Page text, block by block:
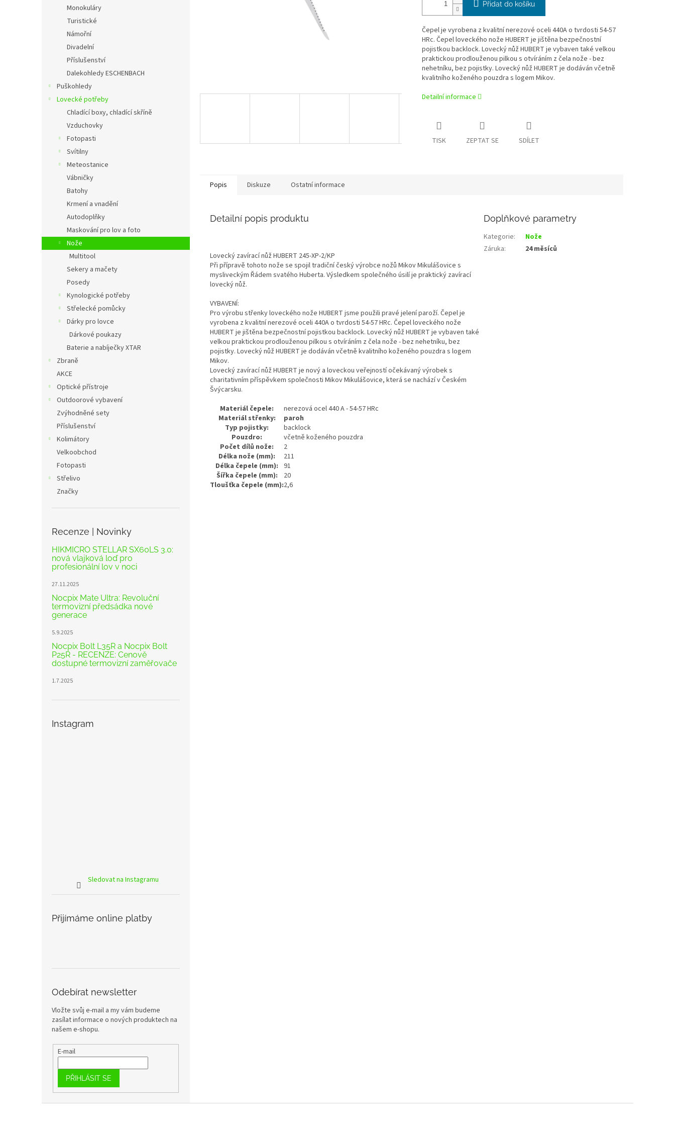
Monokuláry
Turistické
Námořní
Divadelní
Příslušenství
Dalekohledy ESCHENBACH
Puškohledy
Lovecké potřeby
Chladící boxy, chladící skříně
Vzduchovky
Fotopasti
Svítilny
Meteostanice
Vábničky
Batohy
Krmení a vnadění
Autodoplňky
Maskování pro lov a foto
Nože
Multitool
Sekery a mačety
Posedy
Kynologické potřeby
Střelecké pomůcky
Dárky pro lovce
Dárkové poukazy
Baterie a nabíječky XTAR
Zbraně
AKCE
Optické přístroje
Outdoorové vybavení
Zvýhodněné sety
Příslušenství
Kolimátory
Velkoobchod
Fotopasti
Střelivo
Značky
Recenze | Novinky
HIKMICRO STELLAR SX60LS 3.0:
nová vlajková loď pro
profesionální lov v noci
27.11.2025
Nocpix Mate Ultra: Revoluční
termovizní předsádka nové
generace
5.9.2025
Nocpix Bolt L35R a Nocpix Bolt
P25R - RECENZE: Cenově
dostupné termovizní zaměřovače
1.7.2025
Instagram
Sledovat na Instagramu
Přijímáme online platby
Odebírat newsletter
Vložte svůj e-mail a my vám budeme
zasílat informace o nových produktech na
našem e-shopu.
E-mail
PŘIHLÁSIT SE
Přidat do košíku
Čepel je vyrobena z kvalitní nerezové oceli 440A o tvrdosti 54-57
HRc. Čepel loveckého nože HUBERT je jištěna bezpečnostní
pojistkou backlock. Lovecký nůž HUBERT je vybaven také velkou
praktickou prodlouženou pilkou s otvíráním z čela nože - bez
nehetníku, bez pojistky. Lovecký nůž HUBERT je dodáván včetně
kvalitního koženého pouzdra s logem Mikov.
Detailní informace
TISK ZEPTAT SE SDÍLET
Popis Diskuze Ostatní informace
Detailní popis produktu
Lovecký zavírací nůž HUBERT 245-XP-2/KP
Při přípravě tohoto nože se spojil tradiční český výrobce nožů Mikov Mikulášovice s
mysliveckým Řádem svatého Huberta. Výsledkem společného úsilí je praktický zavírací
lovecký nůž.
VYBAVENÍ:
Pro výrobu střenky loveckého nože HUBERT jsme použili pravé jelení paroží. Čepel je
vyrobena z kvalitní nerezové oceli 440A o tvrdosti 54-57 HRc. Čepel loveckého nože
HUBERT je jištěna bezpečnostní pojistkou backlock. Lovecký nůž HUBERT je vybaven také
velkou praktickou prodlouženou pilkou s otvíráním z čela nože - bez nehetníku, bez
pojistky. Lovecký nůž HUBERT je dodáván včetně kvalitního koženého pouzdra s logem
Mikov.
Lovecký zavírací nůž HUBERT je nový a loveckou veřejností očekávaný výrobek s
charitativním příspěvkem společnosti Mikov Mikulášovice, která se nachází v Českém
Švýcarsku.
Materiál čepele:
nerezová ocel 440 A - 54-57 HRc
Materiál střenky:
paroh
Typ pojistky:
backlock
Pouzdro:
včetně koženého pouzdra
Počet dílů nože:
2
Délka nože (mm):
211
Délka čepele (mm): 91
Šířka čepele (mm):
20
Tloušťka čepele (mm):2,6
Doplňkové parametry
Kategorie:
Nože
Záruka: 24 měsíců